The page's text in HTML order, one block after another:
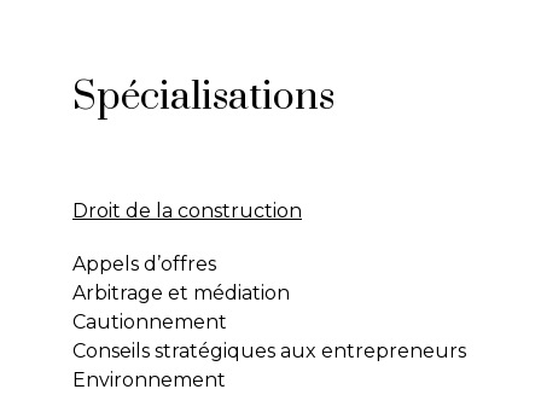
Spécialisations
Droit de la construction
Appels d’offres
Arbitrage et médiation
Cautionnement
Conseils stratégiques aux entrepreneurs
Environnement